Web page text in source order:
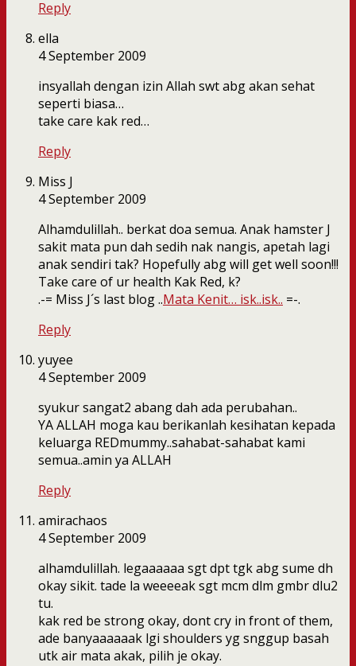
Reply
ella
4 September 2009
insyallah dengan izin Allah swt abg akan sehat
seperti biasa…
take care kak red…
Reply
Miss J
4 September 2009
Alhamdulillah.. berkat doa semua. Anak hamster J
sakit mata pun dah sedih nak nangis, apetah lagi
anak sendiri tak? Hopefully abg will get well soon!!!
Take care of ur health Kak Red, k?
.-= Miss J´s last blog ..Mata Kenit… isk..isk.. =-.
Reply
yuyee
4 September 2009
syukur sangat2 abang dah ada perubahan..
YA ALLAH moga kau berikanlah kesihatan kepada
keluarga REDmummy..sahabat-sahabat kami
semua..amin ya ALLAH
Reply
amirachaos
4 September 2009
alhamdulillah. legaaaaaa sgt dpt tgk abg sume dh
okay sikit. tade la weeeeak sgt mcm dlm gmbr dlu2
tu.
kak red be strong okay, dont cry in front of them,
ade banyaaaaaak lgi shoulders yg snggup basah
utk air mata akak, pilih je okay.